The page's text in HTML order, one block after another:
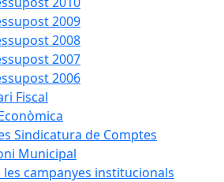
2009
2008
2007
2006
Fiscal
Sindicatura de Comptes
Municipal
les campanyes institucionals